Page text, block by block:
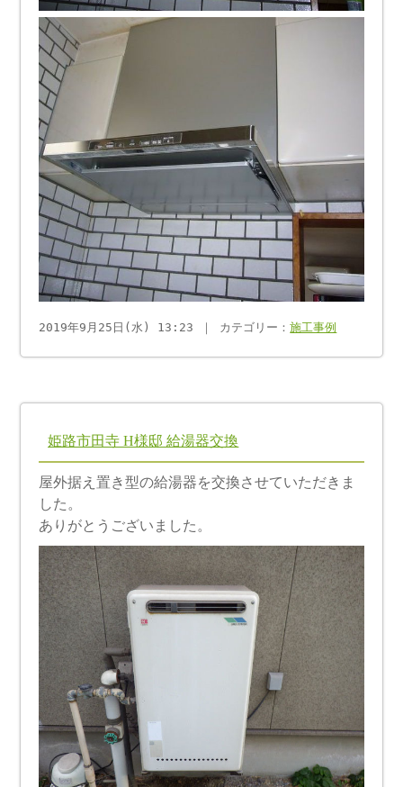
2019年9月25日(水) 13:23 ｜ カテゴリー：施工事例
姫路市田寺 H様邸 給湯器交換
屋外据え置き型の給湯器を交換させていただきま
した。
ありがとうございました。